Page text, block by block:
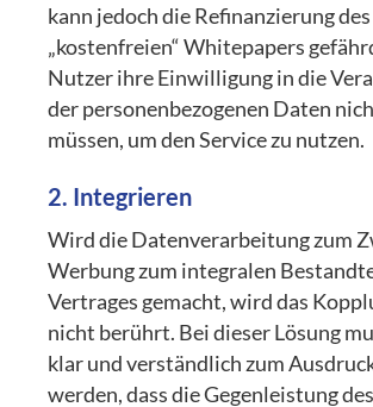
kann jedoch die Refinanzierung des
„kostenfreien“ Whitepapers
Nutzer ihre Einwilligung in die
der personenbezogenen Daten
müssen, um den Service zu nutzen.
2. Integrieren
Wird die Datenverarbeitung zum
Werbung zum integralen
Vertrages gemacht, wird das
nicht berührt. Bei dieser Lösung
klar und verständlich zum
werden, dass die Gegenleistung